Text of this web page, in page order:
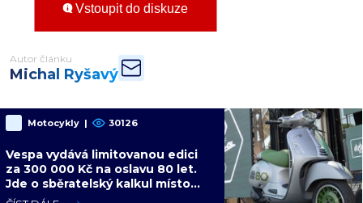
Vstoupit do diskuze
Autor článku
Michal Ryšavý
Motocykly | 30126
Vespa vydává limitovanou edici
za 300 000 Kč na oslavu 80 let.
Jde o sběratelský kalkul místo
jízdního upgradu